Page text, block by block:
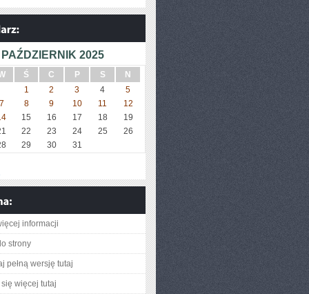
PAŹDZIERNIK 2025
Ś C P S
N
1
2 3 4
5
8 9 10 11
12
15 16 17 18
19
22 23 24 25
26
29 30 31
informacji
strony
pełną wersję tutaj
więcej tutaj